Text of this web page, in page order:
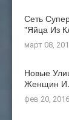
Сеть
"яйца Из
март 08,
Новые
Женщин
фев 20,